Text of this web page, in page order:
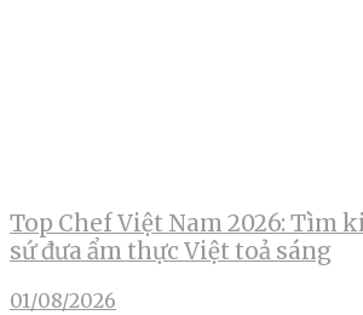
Top Chef Việt Nam 2026: Tìm
sứ đưa ẩm thực Việt toả sáng
01/08/2026